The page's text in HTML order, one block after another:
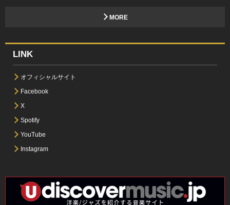
MORE
LINK
オフィシャルサイト
Facebook
X
Spotify
YouTube
Instagram